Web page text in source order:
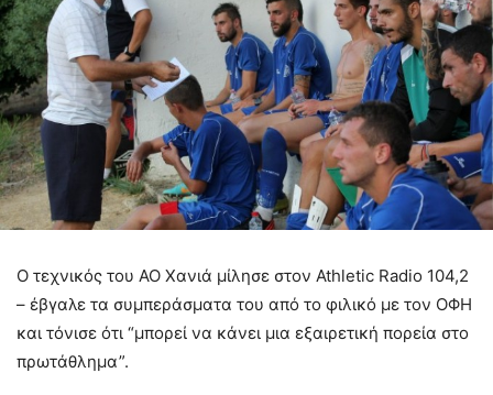
Ο τεχνικός του ΑΟ Χανιά μίλησε στον Athletic Radio 104,2
– έβγαλε τα συμπεράσματα του από το φιλικό με τον ΟΦΗ
και τόνισε ότι “μπορεί να κάνει μια εξαιρετική πορεία στο
πρωτάθλημα”.